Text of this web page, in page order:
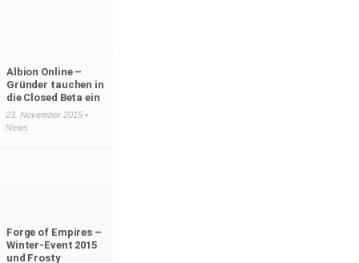
Albion Online –
Gründer tauchen in
die Closed Beta ein
23. November 2015 •
News
Forge of Empires –
Winter-Event 2015
und Frosty